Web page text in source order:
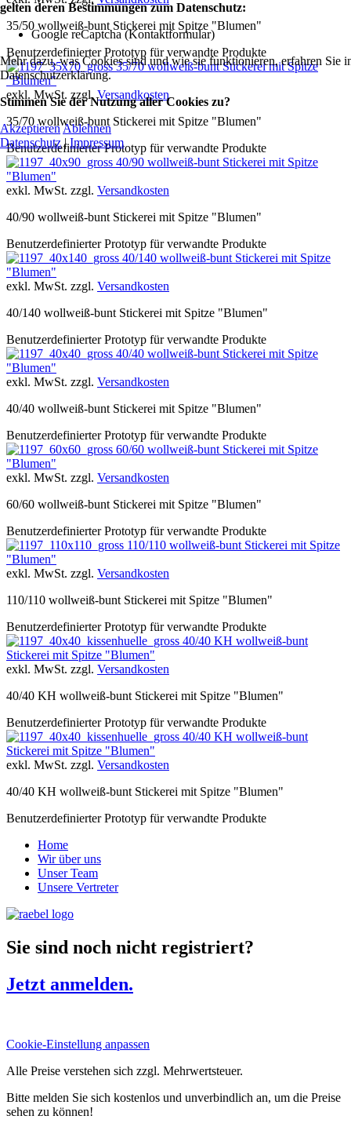
35/50 wollweiß-bunt Stickerei mit Spitze "Blumen"
Benutzerdefinierter Prototyp für verwandte Produkte
35/70 wollweiß-bunt Stickerei mit Spitze
"Blumen"
exkl. MwSt. zzgl.Versandkosten
35/70 wollweiß-bunt Stickerei mit Spitze "Blumen"
Benutzerdefinierter Prototyp für verwandte Produkte
40/90 wollweiß-bunt Stickerei mit Spitze
"Blumen"
exkl. MwSt. zzgl. Versandkosten
40/90 wollweiß-bunt Stickerei mit Spitze "Blumen"
Benutzerdefinierter Prototyp für verwandte Produkte
40/140 wollweiß-bunt Stickerei mit Spitze
"Blumen"
exkl. MwSt. zzgl. Versandkosten
40/140 wollweiß-bunt Stickerei mit Spitze "Blumen"
Benutzerdefinierter Prototyp für verwandte Produkte
40/40 wollweiß-bunt Stickerei mit Spitze
"Blumen"
exkl. MwSt. zzgl. Versandkosten
40/40 wollweiß-bunt Stickerei mit Spitze "Blumen"
Benutzerdefinierter Prototyp für verwandte Produkte
60/60 wollweiß-bunt Stickerei mit Spitze
"Blumen"
exkl. MwSt. zzgl. Versandkosten
60/60 wollweiß-bunt Stickerei mit Spitze "Blumen"
Benutzerdefinierter Prototyp für verwandte Produkte
110/110 wollweiß-bunt Stickerei mit Spitze
"Blumen"
exkl. MwSt. zzgl. Versandkosten
110/110 wollweiß-bunt Stickerei mit Spitze "Blumen"
Benutzerdefinierter Prototyp für verwandte Produkte
40/40 KH wollweiß-bunt
Stickerei mit Spitze "Blumen"
exkl. MwSt. zzgl. Versandkosten
40/40 KH wollweiß-bunt Stickerei mit Spitze "Blumen"
Benutzerdefinierter Prototyp für verwandte Produkte
40/40 KH wollweiß-bunt
Stickerei mit Spitze "Blumen"
exkl. MwSt. zzgl. Versandkosten
40/40 KH wollweiß-bunt Stickerei mit Spitze "Blumen"
Benutzerdefinierter Prototyp für verwandte Produkte
Home
Wir über uns
Unser Team
Unsere Vertreter
Sie sind noch nicht registriert?
Jetzt anmelden.
Cookie-Einstellung anpassen
Alle Preise verstehen sich zzgl. Mehrwertsteuer.
Bitte melden Sie sich kostenlos und unverbindlich an, um die Preise
sehen zu können!
gelten deren Bestimmungen zum Datenschutz:
Google reCaptcha (Kontaktformular)
Mehr dazu, was Cookies sind und wie sie funktionieren, erfahren Sie
Datenschutzerklärung.
Stimmen Sie der Nutzung aller Cookies zu?
Akzeptieren Ablehnen
Datenschutz|Impressum